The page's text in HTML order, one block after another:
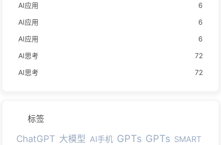
AI应用
6
AI应用
6
AI应用
6
AI思考
72
AI思考
72
标签
ChatGPT 大模型 AI手机 GPTs GPTs SMART